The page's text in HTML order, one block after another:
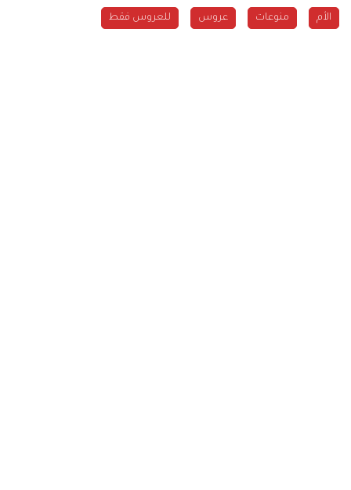
الأم منوعات عروس للعروس فقط